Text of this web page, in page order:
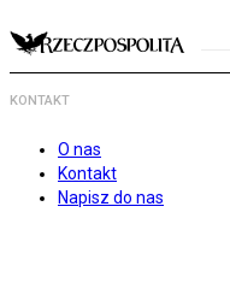
KONTAKT
O nas
Kontakt
Napisz do nas